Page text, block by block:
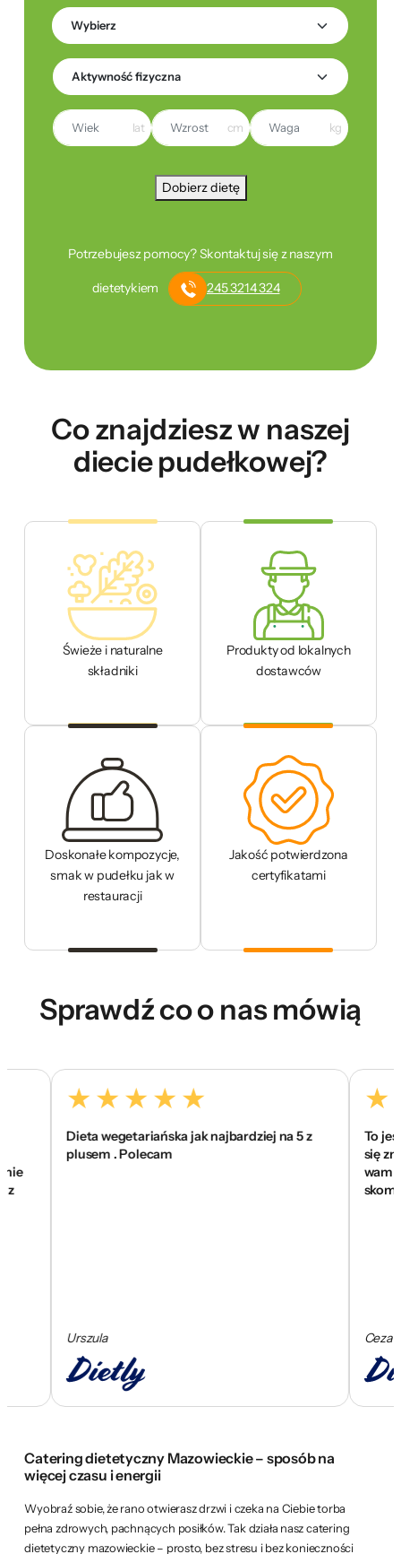
lat cm kg
Dobierz dietę
Potrzebujesz pomocy? Skontaktuj się z naszym
dietetykiem 245 3214 324
Co znajdziesz w naszej
diecie pudełkowej?
Świeże i naturalne
składniki
Produkty od lokalnych
dostawców
Doskonałe kompozycje,
smak w pudełku jak w
restauracji
Jakość potwierdzona
certyfikatami
Sprawdź co o nas mówią
Dieta wegetariańska jak najbardziej na 5 z
plusem . Polecam
Urszula
To jest to !
się
wam za
Catering dietetyczny Mazowieckie – sposób na
więcej czasu i energii
Wyobraź sobie, że rano otwierasz drzwi i czeka na Ciebie torba
pełna zdrowych, pachnących posiłków. Tak działa nasz catering
dietetyczny mazowieckie – prosto, bez stresu i bez konieczności